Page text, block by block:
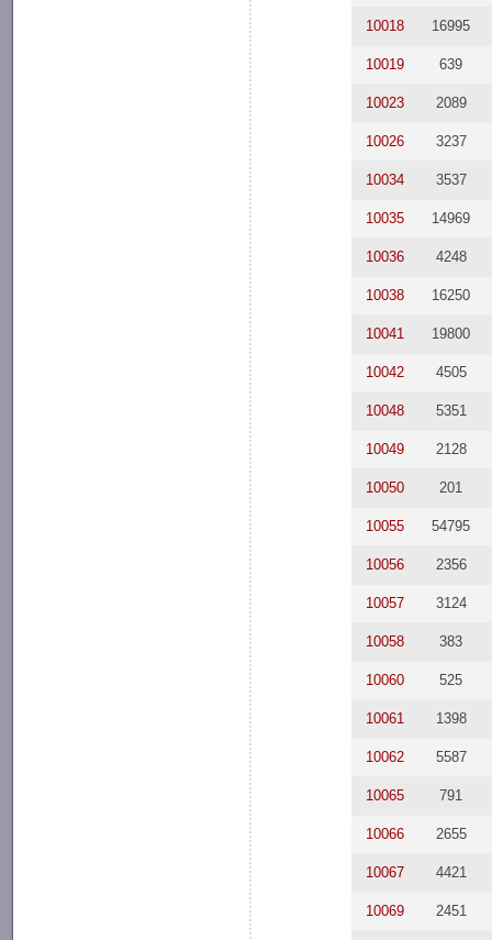
10018 16995
10019 639
10023 2089
10026 3237
10034 3537
10035 14969
10036 4248
10038 16250
10041 19800
10042 4505
10048 5351
10049 2128
10050 201
10055 54795
10056 2356
10057 3124
10058 383
10060 525
10061 1398
10062 5587
10065 791
10066 2655
10067 4421
10069 2451